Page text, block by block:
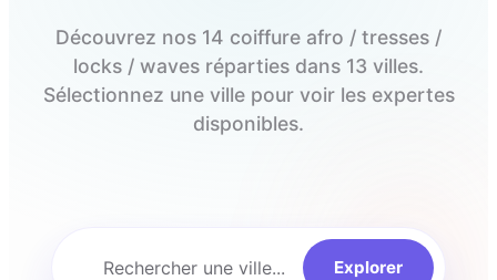
Découvrez nos 14 coiffure afro / tresses /
locks / waves réparties dans 13 villes.
Sélectionnez une ville pour voir les expertes
disponibles.
Rechercher une ville... Explorer